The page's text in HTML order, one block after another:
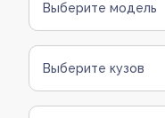
Выберите модель
Выберите кузов